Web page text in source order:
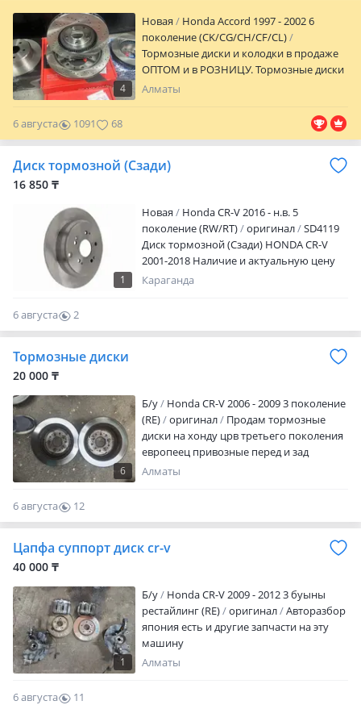
4
Новая
Honda Accord 1997 - 2002 6
поколение (CK/CG/CH/CF/CL)
Тормозные диски и колодки в продаже
ОПТОМ и в РОЗНИЦУ. Тормозные диски
передние и задние разных брендов
РК. Хорошие товары за хорошие цены.
Алматы
6 августа 1091 68
Диск тормозной (Сзади)
16 850 ₸
1
Новая
Honda CR-V 2016 - н.в. 5
поколение (RW/RT)
оригинал
SD4119
Диск тормозной (Сзади) HONDA CR-V
2001-2018 Наличие и актуальную цену
уточняйте у менеджера
Караганда
6 августа
2
0
Тормозные диски
20 000 ₸
6
Б/y
Honda CR-V 2006 - 2009 3 поколение
(RE)
оригинал
Продам тормозные
диски на хонду црв третьего поколения
европеец привозные перед и зад
Алматы
6 августа
12
0
Цапфа суппорт диск cr-v
40 000 ₸
1
Б/y
Honda CR-V 2009 - 2012 3 буыны
рестайлинг (RE)
оригинал
Авторазбор
япония есть и другие запчасти на эту
машину
Алматы
6 августа
11